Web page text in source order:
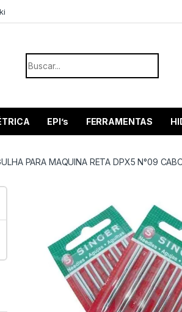
Procurar por:
EPI’s FERRAMENTAS
PARA MAQUINA RETA DPX5 N°09